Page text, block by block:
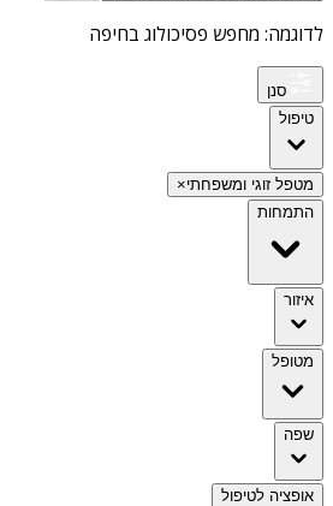
לדוגמה: מחפש פסיכולוג בחיפה
סנן
טיפול
מטפל זוגי ומשפחתי×
התמחות
איזור
מטופל
שפה
אופציה לטיפול